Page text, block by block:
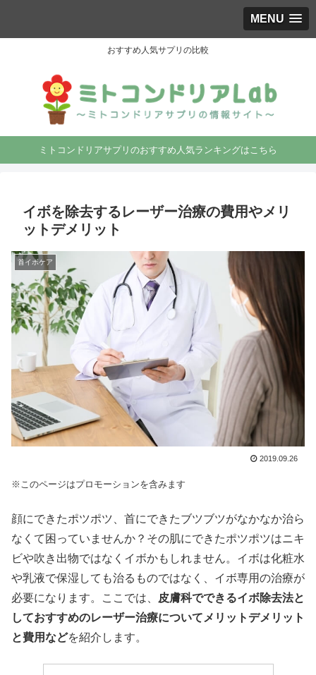
MENU
おすすめ人気サプリの比較
ミトコンドリアサプリのおすすめ人気ランキングはこちら
イボを除去するレーザー治療の費用やメリ
ットデメリット
首イボケア
2019.09.26
※このページはプロモーションを含みます
顔にできたポツポツ、首にできたブツブツがなかなか治ら
なくて困っていませんか？その肌にできたポツポツはニキ
ビや吹き出物ではなくイボかもしれません。イボは化粧水
や乳液で保湿しても治るものではなく、イボ専用の治療が
必要になります。ここでは、 皮膚科でできるイボ除去法と
しておすすめのレーザー治療についてメリットデメリット
と費用などを紹介します。